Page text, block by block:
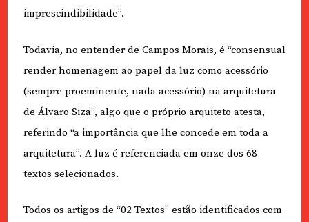
imprescindibilidade”.
Todavia, no entender de Campos Morais, é “consensual
render homenagem ao papel da luz como acessório
(sempre proeminente, nada acessório) na arquitetura
de Álvaro Siza”, algo que o próprio arquiteto atesta,
referindo “a importância que lhe concede em toda a
arquitetura”. A luz é referenciada em onze dos 68
textos selecionados.
Todos os artigos de “02 Textos” estão identificados com